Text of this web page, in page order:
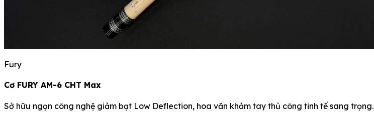
Fury
Cơ FURY AM-6 CHT Max
Sở hữu ngọn công nghệ giảm bạt Low Deflection, hoa văn khảm tay thủ công tinh tế sang trọng.